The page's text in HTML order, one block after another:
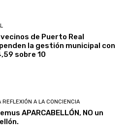
de Puerto Real
la gestión municipal con
sobre 10
REFLEXIÓN A LA CONCIENCIA
APARCABELLÓN, NO un